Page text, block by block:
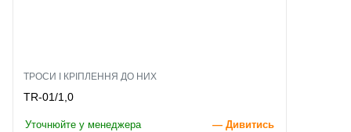
ТРОСИ І КРІПЛЕННЯ ДО НИХ
TR-01/1,0
Уточнюйте у менеджера — Дивитись